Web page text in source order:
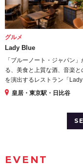
グルメ
Lady Blue
「ブルーノート・ジャパン」
る、美食と上質な酒、音楽と
を演出するレストラン「Lady
皇居・東京駅・日比谷
EVENT